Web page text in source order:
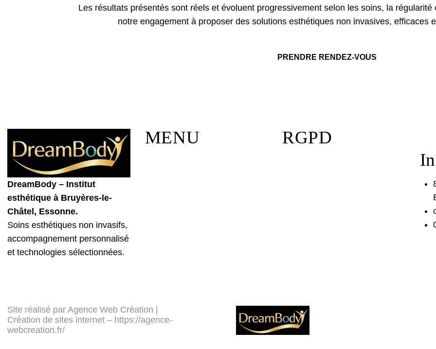
Les résultats présentés sont réels et évoluent progressivement selon les soins, la régularité
notre engagement à proposer des solutions esthétiques non invasives, efficaces
PRENDRE RENDEZ-VOUS
DreamBody – Institut
esthétique à Bruyères-le-
Châtel, Essonne.
Soins esthétiques non invasifs,
accompagnement personnalisé
et technologies sélectionnées.
MENU
RGPD
Site réalisé par Agence Web Création |
Création de sites internet – https://agence-
webcreation.fr/